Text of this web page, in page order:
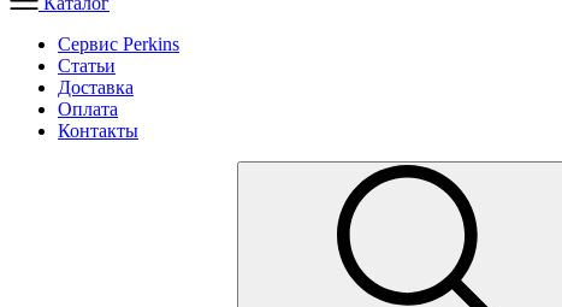
Сервис Perkins
Статьи
Доставка
Оплата
Контакты